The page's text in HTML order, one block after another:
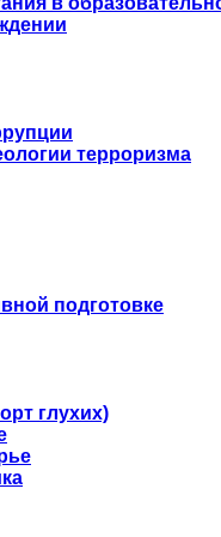
терроризма
подготовке
глухих)